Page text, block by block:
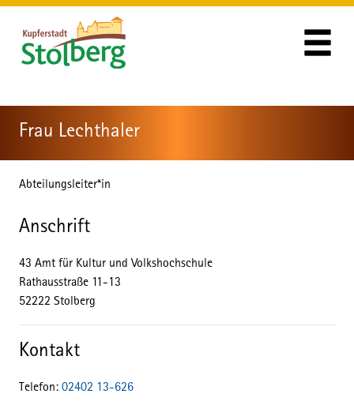
Zum Hauptinhalt springen
Zum Header
Zum Hauptinhalt
Zum Footer
Frau Lechthaler
Abteilungsleiter*in
Anschrift
43 Amt für Kultur und Volkshochschule
Rathausstraße 11-13
52222 Stolberg
Kontakt
Telefon: 02402 13-626